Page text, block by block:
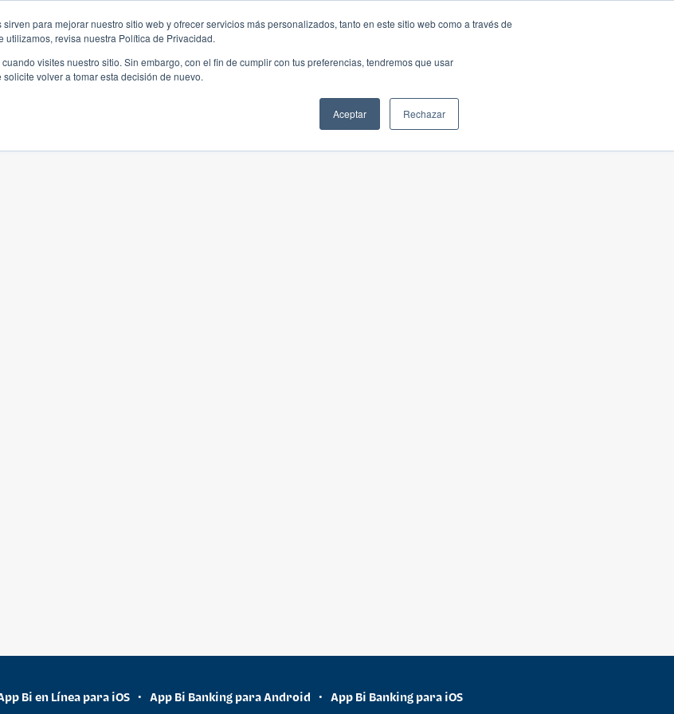
para mejorar nuestro sitio web y ofrecer servicios más personalizados, tanto en este sitio web como a través de
revisa nuestra Política de Privacidad.
visites nuestro sitio. Sin embargo, con el fin de cumplir con tus preferencias, tendremos que usar
volver a tomar esta decisión de nuevo.
Aceptar Rechazar
Bi en Línea para iOS • App Bi Banking para Android • App Bi Banking para iOS